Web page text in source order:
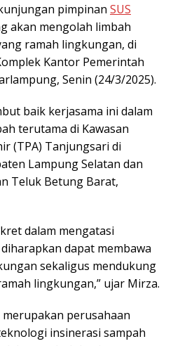
pimpinan SUS
akan mengolah limbah
ramah lingkungan, di
Kantor Pemerintah
Senin (24/3/2025).
baik kerjasama ini dalam
terutama di Kawasan
(TPA) Tanjungsari di
Lampung Selatan dan
Teluk Betung Barat,
dalam mengatasi
dapat membawa
sekaligus mendukung
lingkungan,” ujar Mirza.
perusahaan
insinerasi sampah